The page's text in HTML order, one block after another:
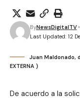
Last Updated: 12
ByNewsDigitalTV
Juan Maldonado,
EXTERNA )
De acuerdo a la